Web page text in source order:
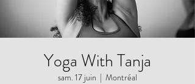
Yoga With Tanja
sam. 17 juin
  |
Montréal